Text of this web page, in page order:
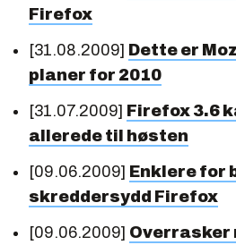
Firefox
[31.08.2009] Dette er
planer for 2010
[31.07.2009] Firefox 3.6
allerede til høsten
[09.06.2009] Enklere for
skreddersydd Firefox
[09.06.2009] Overrasker